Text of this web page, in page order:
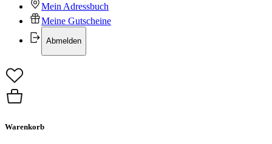
Mein Adressbuch
Meine Gutscheine
Abmelden
Warenkorb